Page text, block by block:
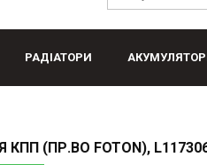
РАДІАТОРИ
(ПР.ВО FOTON),